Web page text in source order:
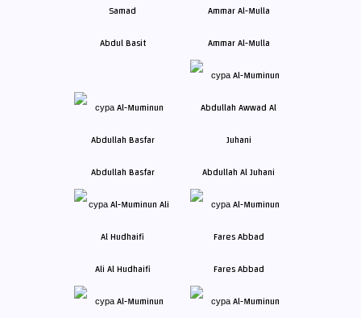
Abdul Basit Ammar Al-Mulla
Abdullah Basfar Abdullah Al Juhani
Ali Al Hudhaifi Fares Abbad